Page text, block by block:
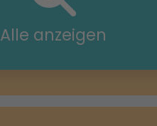
Alle anzeigen